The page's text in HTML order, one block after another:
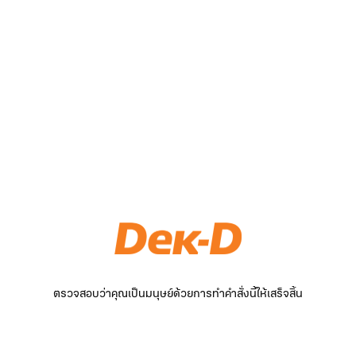
ตรวจสอบว่าคุณเป็นมนุษย์ด้วยการทำคำสั่งนี้ให้เสร็จสิ้น